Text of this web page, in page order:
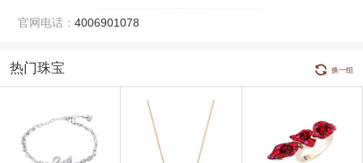
官网电话： 4006901078
热门珠宝 换一组